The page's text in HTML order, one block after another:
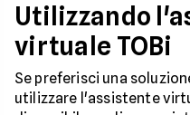
Utilizzando
virtuale TOBi
Se preferisci una
utilizzare l'assistente